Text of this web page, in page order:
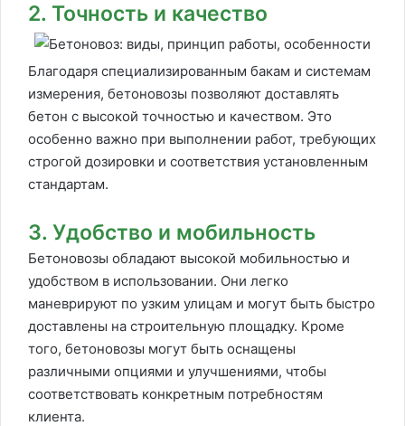
2. Точность и качество
Благодаря специализированным бакам и системам
измерения, бетоновозы позволяют доставлять
бетон с высокой точностью и качеством. Это
особенно важно при выполнении работ, требующих
строгой дозировки и соответствия установленным
стандартам.
3. Удобство и мобильность
Бетоновозы обладают высокой мобильностью и
удобством в использовании. Они легко
маневрируют по узким улицам и могут быть быстро
доставлены на строительную площадку. Кроме
того, бетоновозы могут быть оснащены
различными опциями и улучшениями, чтобы
соответствовать конкретным потребностям
клиента.